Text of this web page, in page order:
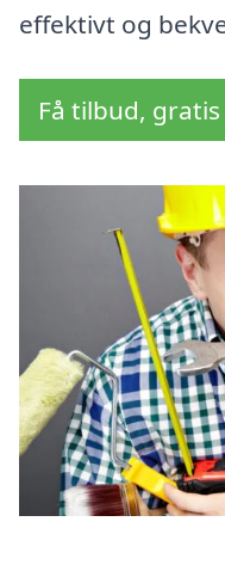
effektivt og
Få tilbud,